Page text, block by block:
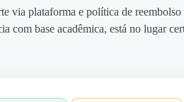
via plataforma e política de reembolso
com base acadêmica, está no lugar